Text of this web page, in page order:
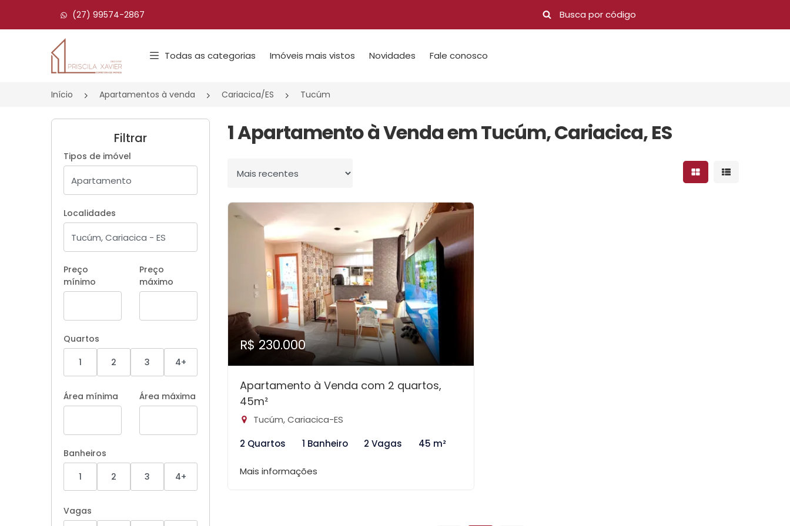
(27) 99574-2867
Página inicial
Todas as categorias Imóveis mais vistos Novidades Fale conosco
Início Apartamentos à venda Cariacica/ES Tucúm
Filtrar
Tipos de imóvel
Localidades
Preço
mínimo
Preço
máximo
Quartos
1
2 3 4+
Área mínima Área máxima
Banheiros
1
2 3 4+
Vagas
1 Apartamento à Venda em Tucúm, Cariacica, ES
Ordenar por Mostrar resultados
Mostrar
R$ 230.000
Apartamento à Venda com 2 quartos,
45m²
Tucúm, Cariacica-ES
2 Quartos
1 Banheiro 2 Vagas 45 m²
Mais informações